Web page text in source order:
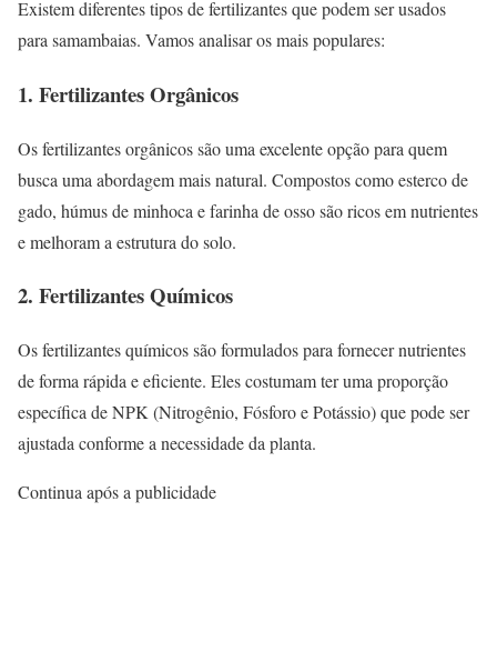
Existem diferentes tipos de fertilizantes que podem ser usados
para samambaias. Vamos analisar os mais populares:
1. Fertilizantes Orgânicos
Os fertilizantes orgânicos são uma excelente opção para quem
busca uma abordagem mais natural. Compostos como esterco de
gado, húmus de minhoca e farinha de osso são ricos em nutrientes
e melhoram a estrutura do solo.
2. Fertilizantes Químicos
Os fertilizantes químicos são formulados para fornecer nutrientes
de forma rápida e eficiente. Eles costumam ter uma proporção
específica de NPK (Nitrogênio, Fósforo e Potássio) que pode ser
ajustada conforme a necessidade da planta.
Continua após a publicidade